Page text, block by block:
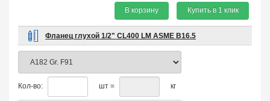
В корзину Купить в 1 клик
Фланец глухой 1/2" CL400 LM ASME B16.5
Кол-во: шт = кг